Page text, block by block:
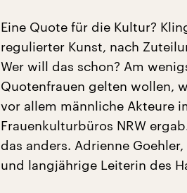
Eine Quote für die Kultur?
regulierter Kunst, nach
Wer will das schon? Am
Quotenfrauen gelten wollen,
vor allem männliche Akteure
Frauenkulturbüros NRW
das anders. Adrienne
und langjährige Leiterin des